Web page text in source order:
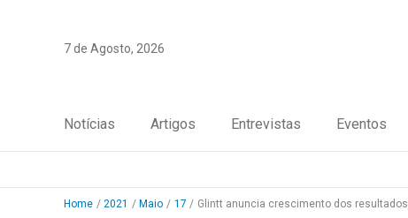
7 de Agosto, 2026
Notícias Artigos Entrevistas Eventos
Home 2021 Maio 17 Glintt anuncia crescimento dos resultados